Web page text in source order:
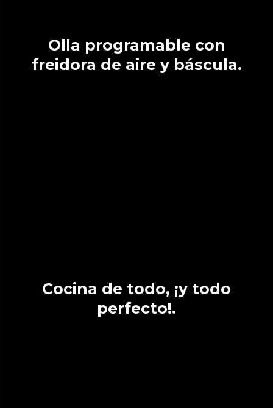
Olla programable con
freidora de aire y báscula.
Cocina de todo, ¡y todo
perfecto!.